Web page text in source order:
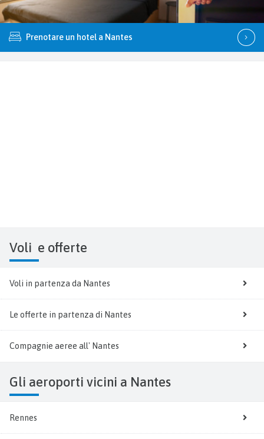
Prenotare un hotel a Nantes
Voli e offerte
Voli in partenza da Nantes
Le offerte in partenza di Nantes
Compagnie aeree all' Nantes
Gli aeroporti vicini a Nantes
Rennes